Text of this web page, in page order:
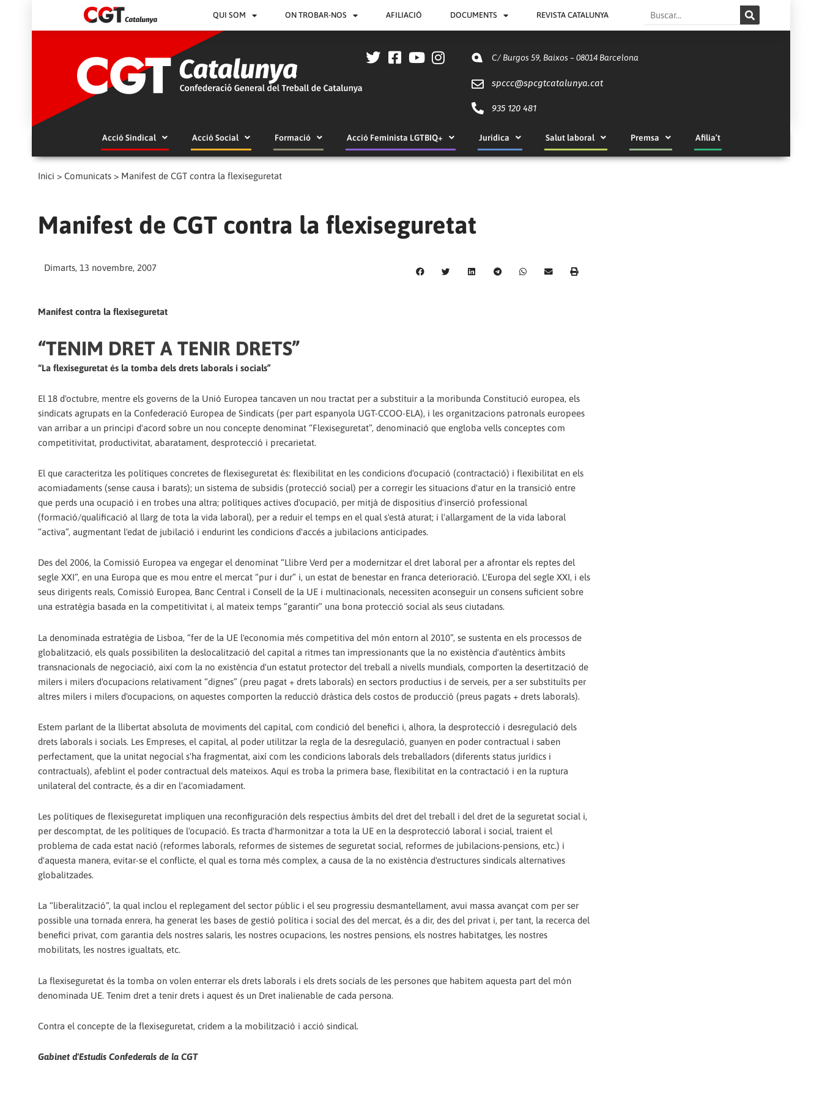
QUI SOM ON TROBAR-NOS AFILIACIÓ DOCUMENTS REVISTA CATALUNYA Search
C/ Burgos 59, Baixos – 08014 Barcelona
spccc@spcgtcatalunya.cat
935 120 481
Acció Sindical Acció Social Formació Acció Feminista LGTBIQ+ Jurídica Salut laboral Premsa Afilia’t
Inici > Comunicats > Manifest de CGT contra la flexiseguretat
Manifest de CGT contra la flexiseguretat
Dimarts, 13 novembre, 2007
Manifest contra la flexiseguretat
“TENIM DRET A TENIR DRETS”
“La flexiseguretat és la tomba dels drets laborals i socials”
El 18 d'octubre, mentre els governs de la Unió Europea tancaven un nou tractat per a substituir a la moribunda Constitució europea, els
sindicats agrupats en la Confederació Europea de Sindicats (per part espanyola UGT-CCOO-ELA), i les organitzacions patronals europees
van arribar a un principi d'acord sobre un nou concepte denominat “Flexiseguretat”, denominació que engloba vells conceptes com
competitivitat, productivitat, abaratament, desprotecció i precarietat.
El que caracteritza les polítiques concretes de flexiseguretat és: flexibilitat en les condicions d'ocupació (contractació) i flexibilitat en els
acomiadaments (sense causa i barats); un sistema de subsidis (protecció social) per a corregir les situacions d'atur en la transició entre
que perds una ocupació i en trobes una altra; polítiques actives d'ocupació, per mitjà de dispositius d'inserció professional
(formació/qualificació al llarg de tota la vida laboral), per a reduir el temps en el qual s'està aturat; i l'allargament de la vida laboral
“activa”, augmentant l'edat de jubilació i endurint les condicions d'accés a jubilacions anticipades.
Des del 2006, la Comissió Europea va engegar el denominat “Llibre Verd per a modernitzar el dret laboral per a afrontar els reptes del
segle XXI”, en una Europa que es mou entre el mercat “pur i dur” i, un estat de benestar en franca deterioració. L'Europa del segle XXI, i els
seus dirigents reals, Comissió Europea, Banc Central i Consell de la UE i multinacionals, necessiten aconseguir un consens suficient sobre
una estratègia basada en la competitivitat i, al mateix temps “garantir” una bona protecció social als seus ciutadans.
La denominada estratègia de Lisboa, “fer de la UE l'economia més competitiva del món entorn al 2010”, se sustenta en els processos de
globalització, els quals possibiliten la deslocalització del capital a ritmes tan impressionants que la no existència d'autèntics àmbits
transnacionals de negociació, així com la no existència d'un estatut protector del treball a nivells mundials, comporten la desertització de
milers i milers d'ocupacions relativament “dignes” (preu pagat + drets laborals) en sectors productius i de serveis, per a ser substituïts per
altres milers i milers d'ocupacions, on aquestes comporten la reducció dràstica dels costos de producció (preus pagats + drets laborals).
Estem parlant de la llibertat absoluta de moviments del capital, com condició del benefici i, alhora, la desprotecció i desregulació dels
drets laborals i socials. Les Empreses, el capital, al poder utilitzar la regla de la desregulació, guanyen en poder contractual i saben
perfectament, que la unitat negocial s'ha fragmentat, així com les condicions laborals dels treballadors (diferents status jurídics i
contractuals), afeblint el poder contractual dels mateixos. Aquí es troba la primera base, flexibilitat en la contractació i en la ruptura
unilateral del contracte, és a dir en l'acomiadament.
Les polítiques de flexiseguretat impliquen una reconfiguración dels respectius àmbits del dret del treball i del dret de la seguretat social i,
per descomptat, de les polítiques de l'ocupació. Es tracta d'harmonitzar a tota la UE en la desprotecció laboral i social, traient el
problema de cada estat nació (reformes laborals, reformes de sistemes de seguretat social, reformes de jubilacions-pensions, etc.) i
d'aquesta manera, evitar-se el conflicte, el qual es torna més complex, a causa de la no existència d'estructures sindicals alternatives
globalitzades.
La “liberalització”, la qual inclou el replegament del sector públic i el seu progressiu desmantellament, avui massa avançat com per ser
possible una tornada enrera, ha generat les bases de gestió política i social des del mercat, és a dir, des del privat i, per tant, la recerca del
benefici privat, com garantia dels nostres salaris, les nostres ocupacions, les nostres pensions, els nostres habitatges, les nostres
mobilitats, les nostres igualtats, etc.
La flexiseguretat és la tomba on volen enterrar els drets laborals i els drets socials de les persones que habitem aquesta part del món
denominada UE. Tenim dret a tenir drets i aquest és un Dret inalienable de cada persona.
Contra el concepte de la flexiseguretat, cridem a la mobilització i acció sindical.
Gabinet d'Estudis Confederals de la CGT